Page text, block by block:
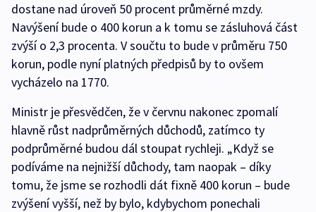
dostane nad úroveň 50 procent průměrné mzdy.
Navýšení bude o 400 korun a k tomu se zásluhová část
zvýší o 2,3 procenta. V součtu to bude v průměru 750
korun, podle nyní platných předpisů by to ovšem
vycházelo na 1770.
Ministr je přesvědčen, že v červnu nakonec zpomalí
hlavně růst nadprůměrných důchodů, zatímco ty
podprůměrné budou dál stoupat rychleji. „Když se
podíváme na nejnižší důchody, tam naopak – díky
tomu, že jsme se rozhodli dát fixně 400 korun – bude
zvýšení vyšší, než by bylo, kdybychom ponechali